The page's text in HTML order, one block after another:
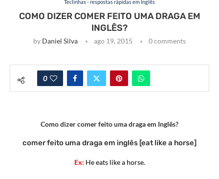
Teclinhas - respostas rápidas em Inglês
COMO DIZER COMER FEITO UMA DRAGA EM
INGLÊS?
by Daniel Silva ago 19, 2015 0 comments
0
Como dizer comer feito uma draga em Inglês?
comer feito uma draga em inglês [eat like a horse]
Ex: He eats like a horse.